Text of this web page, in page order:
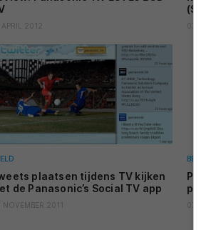
APRIL 2012 07
plaatsen tijdens TV kijken
de Panasonic’s Social TV app
NOVEMBER 2011
BEELD
07